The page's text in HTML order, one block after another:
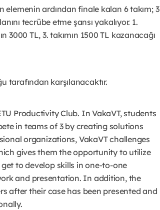
ardından finale kalan 6 takım; 3
tecrübe etme şansı yakalıyor. 1.
3000 TL, 3. takımın 1500 TL kazanacağı
tarafından karşılanacaktır.
Productivity Club. In VakaVT, students
in teams of 3 by creating solutions
organizations, VakaVT challenges
gives them the opportunity to utilize
to develop skills in one-to-one
and presentation. In addition, the
after their case has been presented and